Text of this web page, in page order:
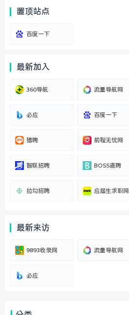
置顶站点
百度一下
最新加入
360导航 流量导航网
必应 百度一下
猎聘 前程无忧网
智联招聘 BOSS直聘
拉勾招聘 应届生求职网
最新来访
9893收录网 流量导航网
必应